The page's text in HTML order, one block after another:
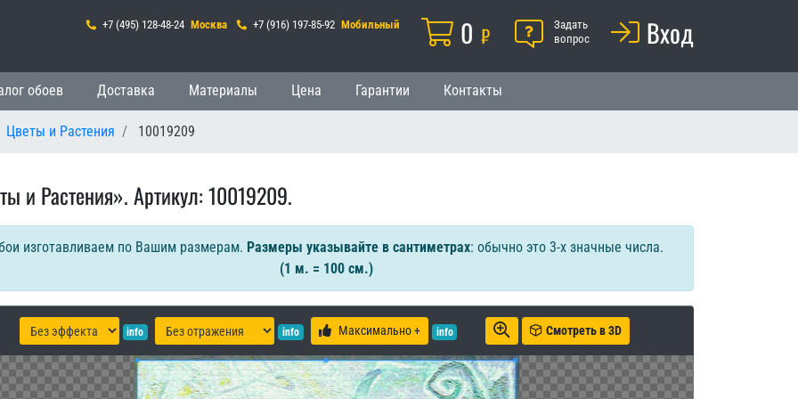
+7 (495) 128-48-24 Москва +7 (916) 197-85-92 Мобильный Корзина
0 ₽ ПомощьЗадать
вопрос
Вход
обоев Доставка Материалы Цена Гарантии Контакты
Цветы и Растения 10019209
и Растения». Артикул: 10019209.
изготавливаем по Вашим размерам. Размеры указывайте в сантиметрах: обычно это 3-х значные числа.
(1 м. = 100 см.)
info info Максимально + info Смотреть в 3D